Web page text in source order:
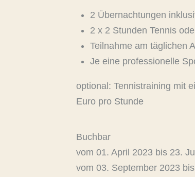
2 Übernachtungen
2 x 2 Stunden Tennis
Teilnahme am täglichen
Je eine professionelle
optional: Tennistraining mit
Euro pro Stunde
Buchbar
vom 01. April 2023 bis 23.
vom 03. September 2023